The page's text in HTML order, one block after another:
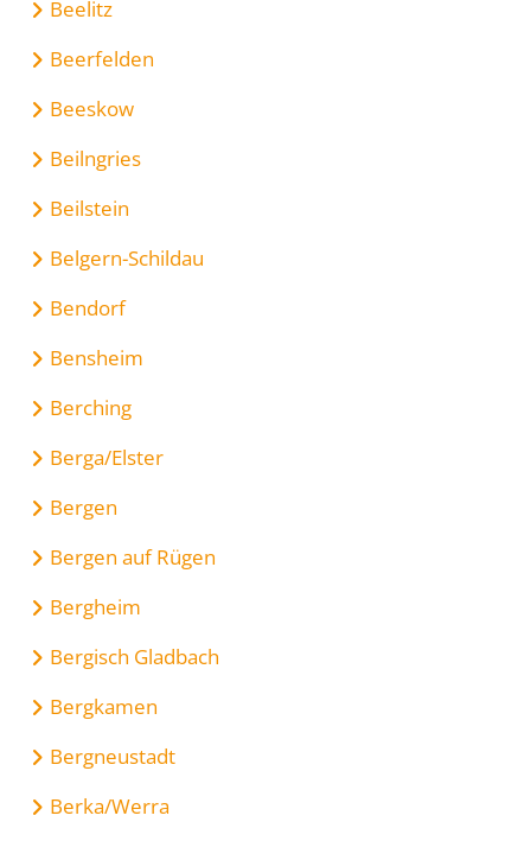
Beelitz
Beerfelden
Beeskow
Beilngries
Beilstein
Belgern-Schildau
Bendorf
Bensheim
Berching
Berga/Elster
Bergen
Bergen auf Rügen
Bergheim
Bergisch Gladbach
Bergkamen
Bergneustadt
Berka/Werra